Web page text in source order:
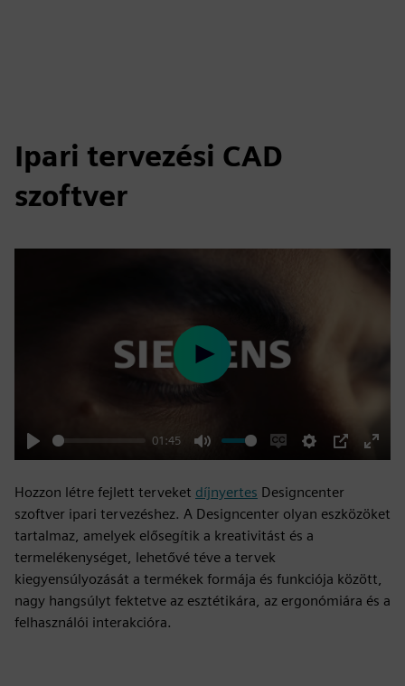
Ipari tervezési CAD
szoftver
Play
01:45
Mute
Enable
captions
Settings
PIP
Enter
Play
Hozzon létre fejlett terveket díjnyertes Designcenter
szoftver ipari tervezéshez. A Designcenter olyan eszközöket
tartalmaz, amelyek elősegítik a kreativitást és a
termelékenységet, lehetővé téve a tervek
kiegyensúlyozását a termékek formája és funkciója között,
nagy hangsúlyt fektetve az esztétikára, az ergonómiára és a
felhasználói interakcióra.